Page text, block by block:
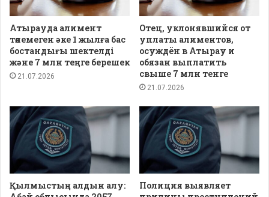
Атырауда алимент
төлемеген әке 1 жылға бас
бостандығы шектелді
және 7 млн теңге берешек
21.07.2026
Отец, уклонявшийся от
уплаты алиментов,
осуждён в Атырау и
обязан выплатить
свыше 7 млн тенге
21.07.2026
Қылмыстың алдын алу:
Полиция выявляет